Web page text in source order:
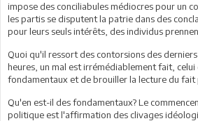
impose des conciliabules médiocres pour un
les partis se disputent la patrie dans des
pour leurs seuls intérêts, des individus
Quoi qu'il ressort des contorsions des
heures, un mal est irrémédiablement fait,
fondamentaux et de brouiller la lecture du fait
Qu'en est-il des fondamentaux? Le
politique est l'affirmation des clivages